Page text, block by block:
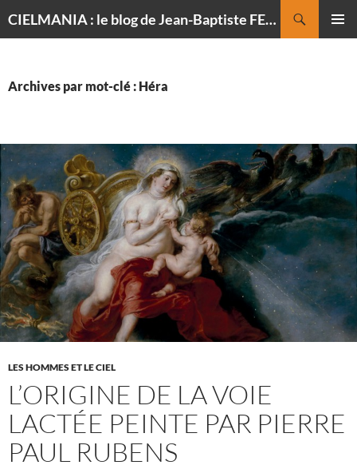
CIELMANIA : le blog de Jean-Baptiste FELDMANN, photographe du ciel
Archives par mot-clé : Héra
LES HOMMES ET LE CIEL
L’ORIGINE DE LA VOIE
LACTÉE PEINTE PAR PIERRE
PAUL RUBENS